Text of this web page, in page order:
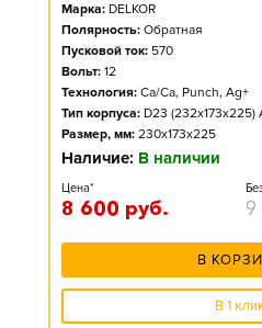
Марка: DELKOR
Полярность: Обратная
Пусковой ток: 570
Вольт: 12
Технология: Ca/Ca, Punch, Ag+
Тип корпуса: D23 (232x173x225)
Размер, мм: 230x173x225
Наличие: В наличии
Цена*
8 600 руб. 9
В
В 1